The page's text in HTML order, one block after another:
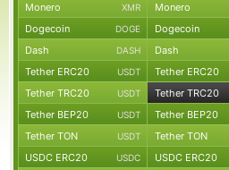
Monero XMR Monero
Dogecoin DOGE Dogecoin
Dash DASH Dash
Tether ERC20 USDT Tether ERC20
Tether TRC20 USDT Tether TRC20
Tether BEP20 USDT Tether BEP20
Tether TON USDT Tether TON
USDC ERC20 USDC USDC ERC20